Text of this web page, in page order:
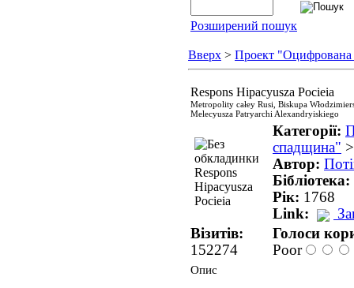
Розширений пошук
Вверх > Проект
Respons Hipacyusza Pocieia
Metropolity całey Rusi, Biskupa
Melecyusza Patryarchi Alexandryiskiego
Категорії:
спадщина"
Автор:
Бібліотека:
Рік: 1768
Link:
Візитів:
152274
Голоси
Poor
Опис